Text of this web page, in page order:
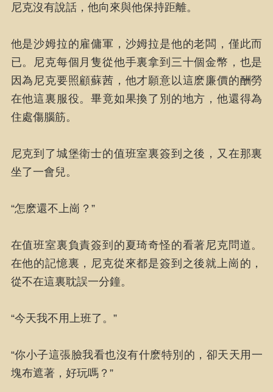
尼克沒有說話，他向來與他保持距離。
他是沙姆拉的雇傭軍，沙姆拉是他的老闆，僅此而
已。尼克每個月隻從他手裏拿到三十個金幣，也是
因為尼克要照顧蘇茜，他才願意以這麽廉價的酬勞
在他這裏服役。畢竟如果換了別的地方，他還得為
住處傷腦筋。
尼克到了城堡衛士的值班室裏簽到之後，又在那裏
坐了一會兒。
“怎麽還不上崗？”
在值班室裏負責簽到的夏琦奇怪的看著尼克問道。
在他的記憶裏，尼克從來都是簽到之後就上崗的，
從不在這裏耽誤一分鐘。
“今天我不用上班了。”
“你小子這張臉我看也沒有什麽特別的，卻天天用一
塊布遮著，好玩嗎？”